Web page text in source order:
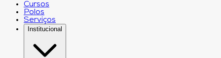
Cursos
Polos
Serviços
Institucional